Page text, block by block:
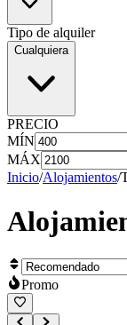
Tipo de alquiler
Cualquiera
PRECIO
MÍN
MÁX
Inicio/Alojamientos/
Promo